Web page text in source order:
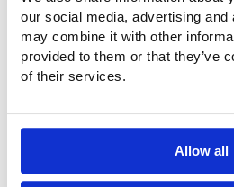
our social media, advertising
may combine it with other
provided to them or that they’ve
of their services.
Allow all